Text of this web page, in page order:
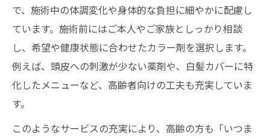
で、施術中の体調変化や身体的な負担に細やかに配慮し
ています。施術前にはご本人やご家族としっかり相談
し、希望や健康状態に合わせたカラー剤を選択します。
例えば、頭皮への刺激が少ない薬剤や、白髪カバーに特
化したメニューなど、高齢者向けの工夫も充実していま
す。
このようなサービスの充実により、高齢の方も「いつま